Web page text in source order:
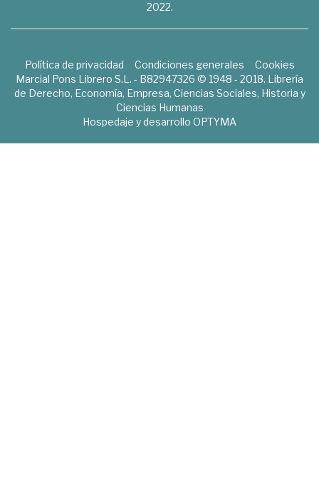
2022.
Política de privacidad Condiciones generales
Cookies
Marcial Pons Librero S.L. - B82947326 © 1948 - 2018. Librería
de Derecho, Economía, Empresa, Ciencias Sociales, Historia y
Ciencias Humanas
Hospedaje y desarrollo OPTYMA